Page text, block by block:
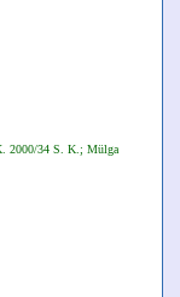
2000/34 S. K.; Mülga